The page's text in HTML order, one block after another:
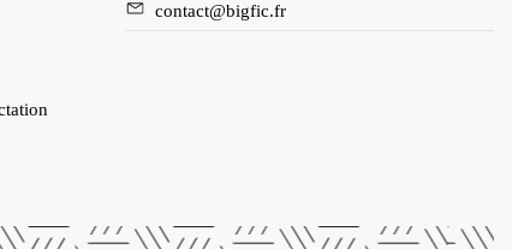
contact@bigfic.fr